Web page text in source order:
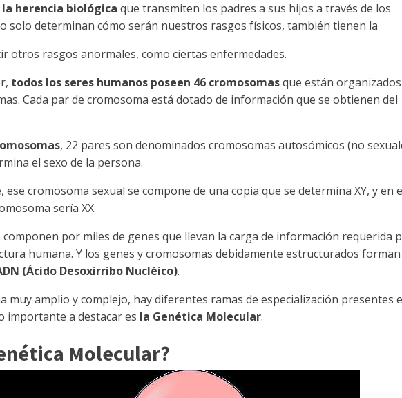
herencia biológica que transmiten los padres a sus hijos a través de los
solo determinan cómo serán nuestros rasgos físicos, también tienen la
otros rasgos anormales, como ciertas enfermedades.
todos los seres humanos poseen 46 cromosomasque están
Cada par de cromosoma está dotado de información que se obtienen del
, 22 pares son denominados cromosomas autosómicos (no
el sexo de la persona.
ese cromosoma sexual se compone de una copia que se determina XY, y en
sería XX.
componen por miles de genes que llevan la carga de información requerida
humana. Y los genes y cromosomas debidamente estructurados
(Ácido Desoxirribo Nucléico).
muy amplio y complejo, hay diferentes ramas de especialización presentes
importante a destacar es la Genética Molecular.
Molecular?